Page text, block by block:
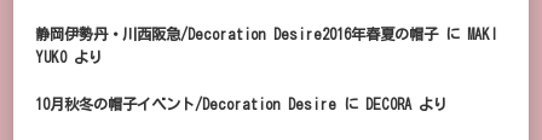
静岡伊勢丹・川西阪急/Decoration Desire2016年春夏の帽子に
MAKI
YUKOより
10月秋冬の帽子イベント/Decoration Desire に DECORA より